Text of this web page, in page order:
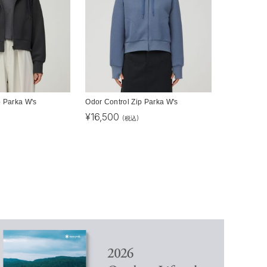
Parka W's Odor Control Zip Parka W's
¥16,500 (税込)